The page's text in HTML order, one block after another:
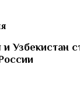
Узбекистан